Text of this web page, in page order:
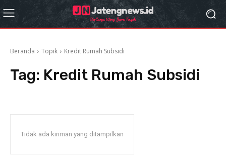
Beranda Topik Kredit Rumah Subsidi
Tag: Kredit Rumah Subsidi
Tidak ada kiriman yang ditampilkan